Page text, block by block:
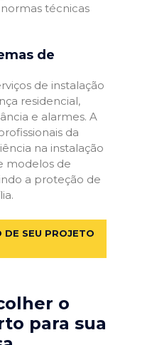
técnicas
de
de instalação
residencial,
e alarmes. A
da
na instalação
modelos de
a proteção de
DE SEU PROJETO
o
para sua